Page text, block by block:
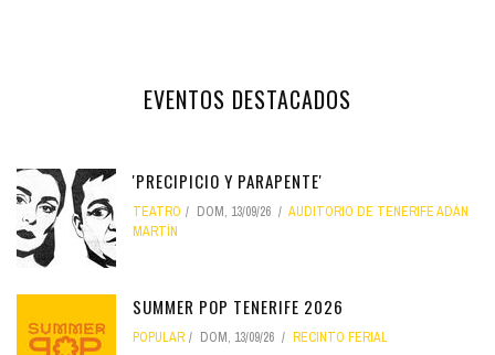
EVENTOS DESTACADOS
'PRECIPICIO Y PARAPENTE'
TEATRO DOM, 13/09/26
AUDITORIO DE TENERIFE ADÁN
MARTÍN
SUMMER POP TENERIFE 2026
POPULAR DOM, 13/09/26 RECINTO FERIAL